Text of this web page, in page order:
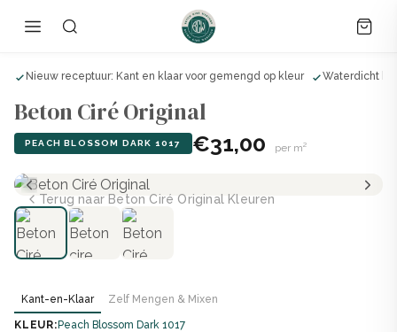
Nieuw receptuur: Kant en klaar voor gemengd op kleur Waterdicht bij
Beton Ciré Original
PEACH BLOSSOM DARK 1017 €31,00 per m²
Terug naar Beton Ciré Original Kleuren
Kant-en-Klaar Zelf Mengen & Mixen
KLEUR: Peach Blossom Dark 1017